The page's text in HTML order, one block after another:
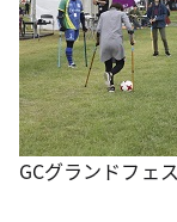
GCグランドフェ